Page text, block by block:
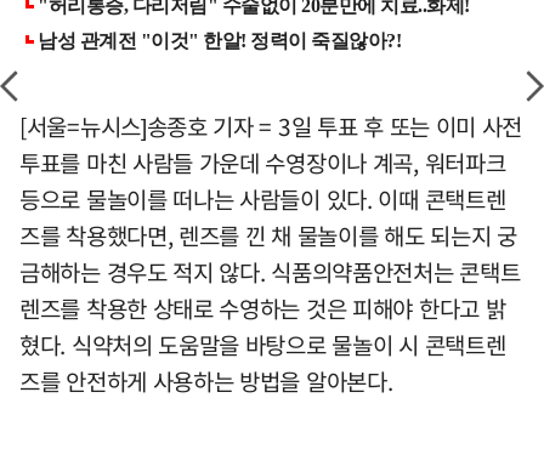
[서울=뉴시스]송종호 기자 = 3일 투표 후 또는 이미 사전
투표를 마친 사람들 가운데 수영장이나 계곡, 워터파크
등으로 물놀이를 떠나는 사람들이 있다. 이때 콘택트렌
즈를 착용했다면, 렌즈를 낀 채 물놀이를 해도 되는지 궁
금해하는 경우도 적지 않다. 식품의약품안전처는 콘택트
렌즈를 착용한 상태로 수영하는 것은 피해야 한다고 밝
혔다. 식약처의 도움말을 바탕으로 물놀이 시 콘택트렌
즈를 안전하게 사용하는 방법을 알아본다.